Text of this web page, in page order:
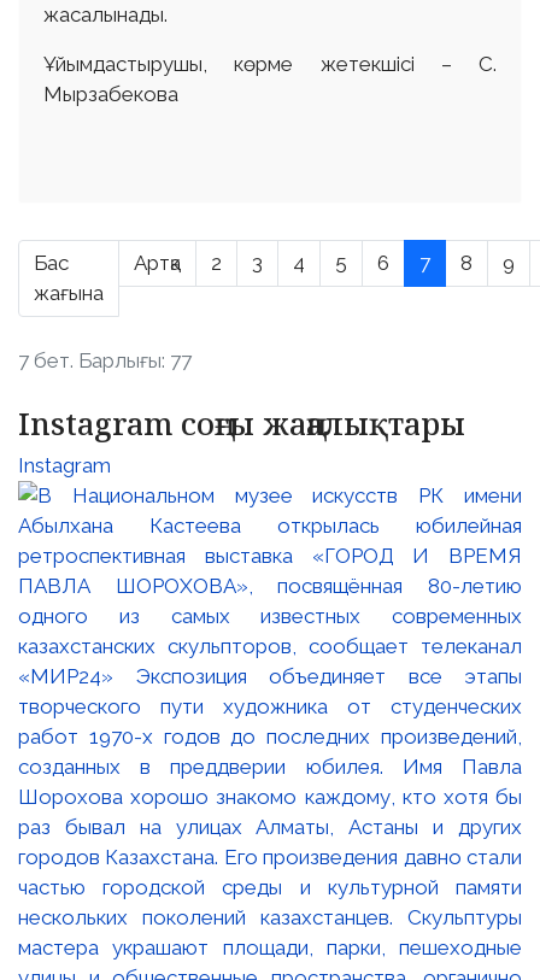
жасалынады.
Ұйымдастырушы, көрме жетекшісі – С.
Мырзабекова
Бас
жағына
Артқа 2 3 4 5 6 7 8 9
7 бет. Барлығы: 77
Instagram соңғы жаңалықтары
Instagram